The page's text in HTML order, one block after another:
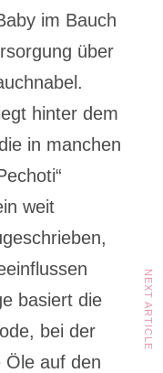
im Bauch
über
hinter dem
in manchen
weit
basiert die
bei der
Öle auf den
NEXT ARTICLE